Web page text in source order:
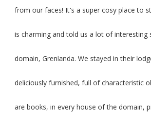
from our faces! It's a super cosy place to
is charming and told us a lot of interesting
domain, Grenlanda. We stayed in their
deliciously furnished, full of characteristic
are books, in every house of the domain,